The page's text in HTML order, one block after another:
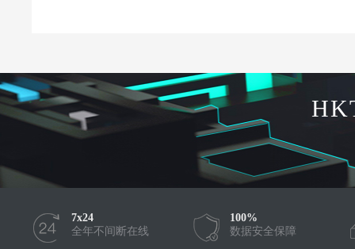
7x24
全年不间断在线
100%
数据安全保障